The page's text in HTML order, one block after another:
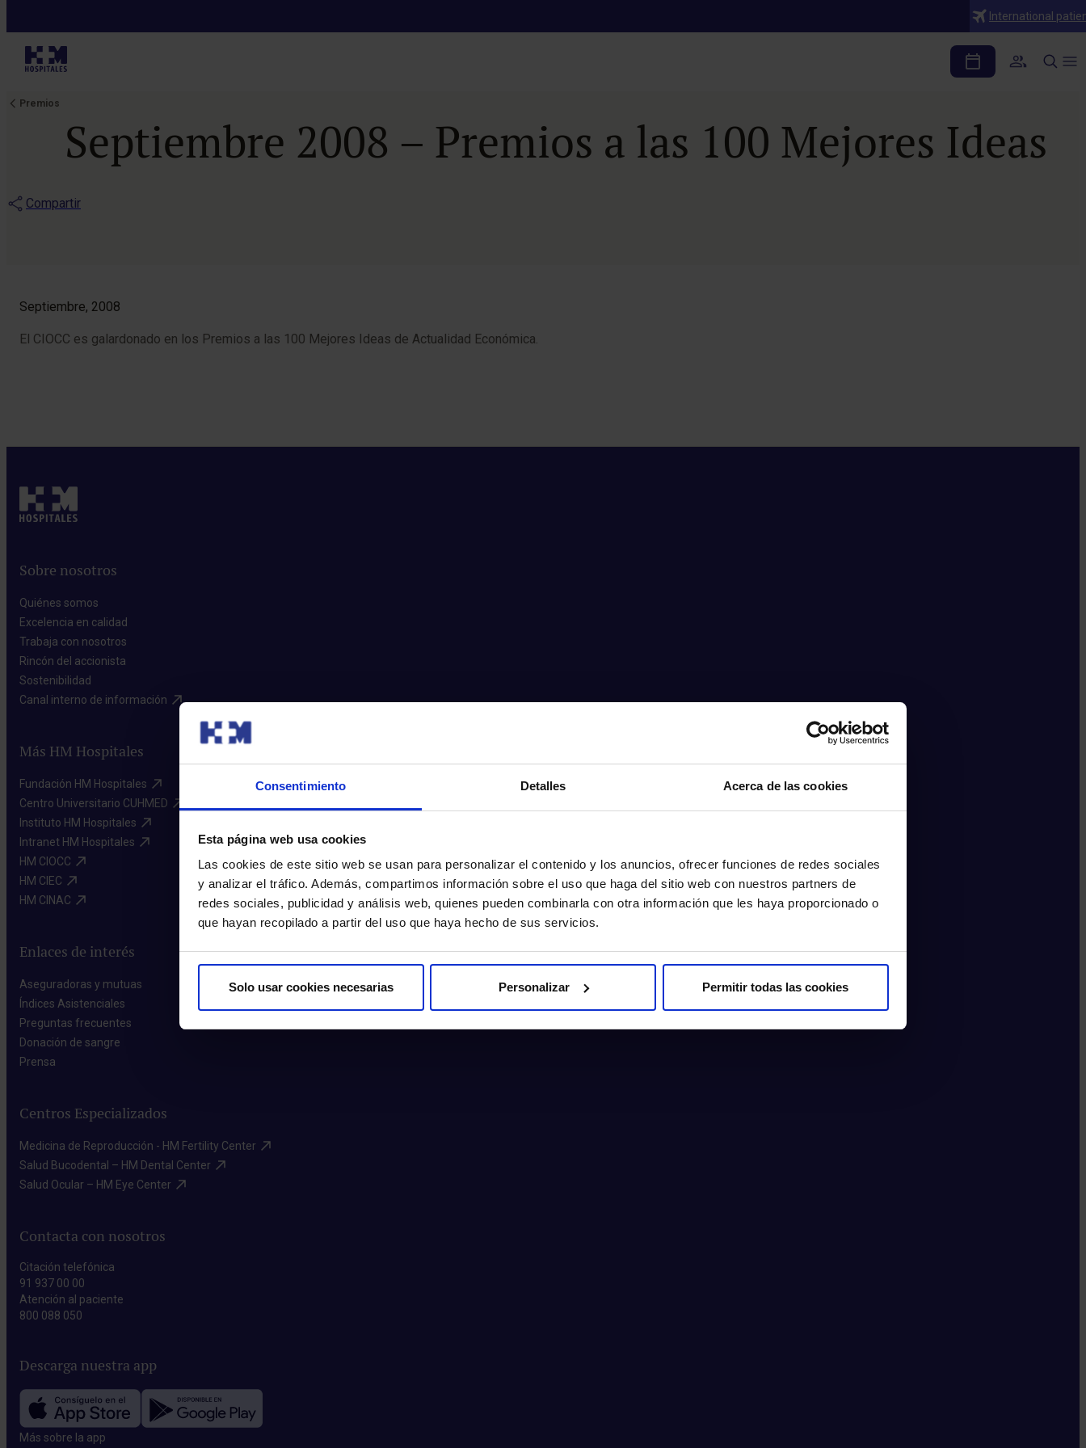
Consentimiento Detalles Acerca de las cookies
Esta página web usa cookies
Las cookies de este sitio web se usan para personalizar el contenido y los anuncios, ofrecer funciones de redes sociales
y analizar el tráfico. Además, compartimos información sobre el uso que haga del sitio web con nuestros partners de
redes sociales, publicidad y análisis web, quienes pueden combinarla con otra información que les haya proporcionado o
que hayan recopilado a partir del uso que haya hecho de sus servicios.
Solo usar cookies necesarias Personalizar Permitir todas las cookies
International
Premios
Septiembre 2008 – Premios a las 100 Mejores Ideas
Compartir
Septiembre, 2008
El CIOCC es galardonado en los Premios a las 100 Mejores Ideas de Actualidad Económica.
Sobre nosotros
Quiénes somos​
Excelencia en calidad​
Trabaja con nosotros​
Rincón del accionista​
Sostenibilidad​
Canal interno de información​
Más HM Hospitales
Fundación HM Hospitales​
Centro Universitario CUHMED​
Instituto HM Hospitales​
Intranet HM Hospitales​
HM CIOCC​
HM CIEC​
HM CINAC​
Enlaces de interés
Aseguradoras y mutuas​
Índices Asistenciales​
Preguntas frecuentes​
Donación de sangre​
Prensa​
Centros Especializados
Medicina de Reproducción - HM Fertility Center​
Salud Bucodental – HM Dental Center​
Salud Ocular – HM Eye Center​
Contacta con nosotros
Citación telefónica
91 937 00 00
Atención al paciente
800 088 050
Descarga nuestra app
Más sobre la app​